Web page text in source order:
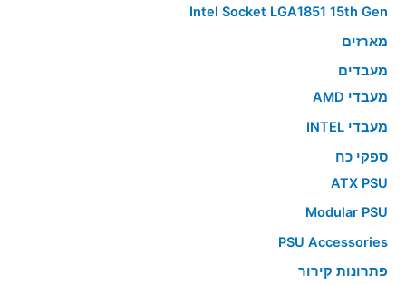
Intel Socket LGA1851 15th Gen
מארזים
מעבדים
מעבדי AMD
מעבדי INTEL
ספקי כח
ATX PSU
Modular PSU
PSU Accessories
פתרונות קירור